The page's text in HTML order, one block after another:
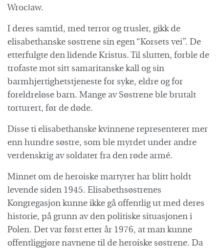
Wrocław.
I deres samtid, med terror og trusler, gikk de
elisabethanske søstrene sin egen “Korsets vei”. De
etterfulgte den lidende Kristus. Til slutten, forble de
trofaste mot sitt samaritanske kall og sin
barmhjertighetstjeneste for syke, eldre og for
foreldreløse barn. Mange av Søstrene ble brutalt
torturert, før de døde.
Disse ti elisabethanske kvinnene representerer mer
enn hundre søstre, som ble myrdet under andre
verdenskrig av soldater fra den røde armé.
Minnet om de heroiske martyrer har blitt holdt
levende siden 1945. Elisabethsøstrenes
Kongregasjon kunne ikke gå offentlig ut med deres
historie, på grunn av den politiske situasjonen i
Polen. Det var først etter år 1976, at man kunne
offentliggjøre navnene til de heroiske søstrene. Da